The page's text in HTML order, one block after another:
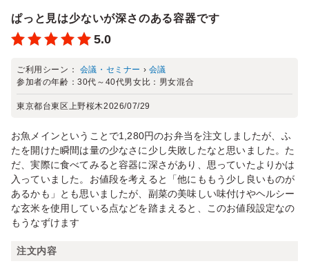
ぱっと見は少ないが深さのある容器です
5.0
ご利用シーン： 会議・セミナー › 会議
参加者の年齢：30代～40代男女比： 男女混合
東京都台東区上野桜木2026/07/29
お魚メインということで1,280円のお弁当を注文しましたが、ふ
たを開けた瞬間は量の少なさに少し失敗したなと思いました。た
だ、実際に食べてみると容器に深さがあり、思っていたよりかは
入っていました。お値段を考えると「他にももう少し良いものが
あるかも」とも思いましたが、副菜の美味しい味付けやヘルシー
な玄米を使用している点などを踏まえると、このお値段設定なの
もうなずけます
注文内容